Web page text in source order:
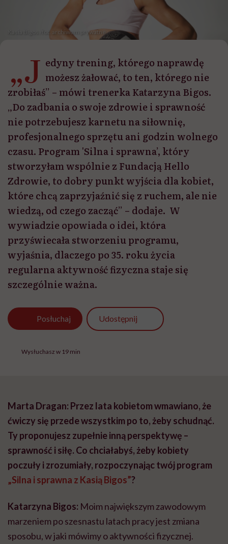
Kasia Bigos /fot. archiwum prywatne
„J edyny trening, którego naprawdę
możesz żałować, to ten, którego nie
zrobiłaś” – mówi trenerka Katarzyna Bigos.
„Do zadbania o swoje zdrowie i sprawność
nie potrzebujesz karnetu na siłownię,
profesjonalnego sprzętu ani godzin wolnego
czasu. Program 'Silna i sprawna’, który
stworzyłam wspólnie z Fundacją Hello
Zdrowie, to dobry punkt wyjścia dla kobiet,
które chcą zaprzyjaźnić się z ruchem, ale nie
wiedzą, od czego zacząć” – dodaje. W
wywiadzie opowiada o idei, która
przyświecała stworzeniu programu,
wyjaśnia, dlaczego po 35. roku życia
regularna aktywność fizyczna staje się
szczególnie ważna.
Posłuchaj Udostępnij
Wysłuchasz w 19 min
Marta Dragan: Przez lata kobietom wmawiano, że
ćwiczy się przede wszystkim po to, żeby schudnąć.
Ty proponujesz zupełnie inną perspektywę –
sprawność i siłę. Co chciałabyś, żeby kobiety
poczuły i zrozumiały, rozpoczynając twój program
„Silna i sprawna z Kasią Bigos”?
Katarzyna Bigos: Moim największym zawodowym
marzeniem po szesnastu latach pracy jest zmiana
sposobu, w jaki mówimy o aktywności fizycznej.